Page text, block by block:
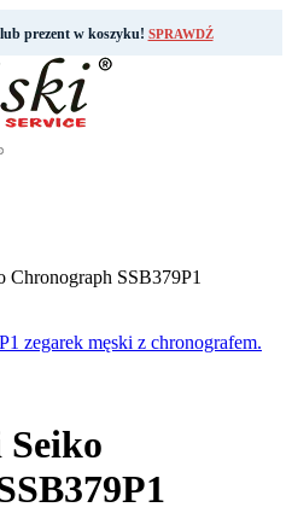
lub prezent w koszyku! SPRAWDŹ
Chronograph SSB379P1
Seiko